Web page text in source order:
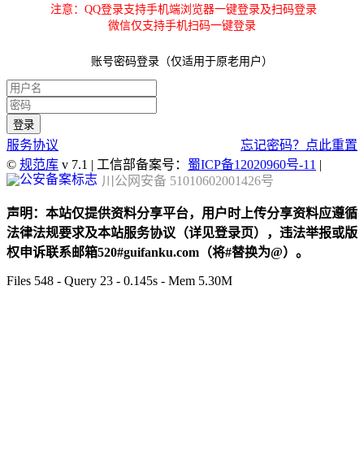
注意：QQ登录支持手机端浏览器一键登录及扫码登录
微信仅支持手机扫码一键登录
账号密码登录（仅适用于原老用户）
服务协议
忘记密码？点此重置
© 规范库 v 7.1 | 工信部备案号： 蜀ICP备12020960号-11 |
川公网安备 51010602001426号
声明：本站仅提供资料分享平台，用户时上传分享资料应遵循
法律法规要求及本站服务协议（详见登录页），违法举报或版
权申诉联系邮箱520#guifanku.com（将#替换为@）。
Files 548 - Query 23 - 0.145s - Mem 5.30M